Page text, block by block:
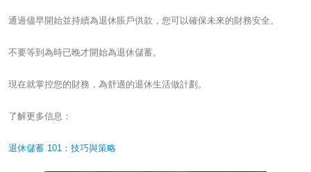
通過儘早開始並持續為退休賬戶供款，您可以確保未來的財務安全。
不要等到為時已晚才開始為退休儲蓄。
現在就掌控您的財務，為舒適的退休生活做計劃。
了解更多信息：
退休儲蓄 101：技巧與策略